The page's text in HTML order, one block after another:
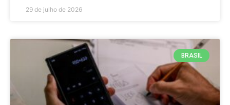
29 de julho de 2026
BRASIL